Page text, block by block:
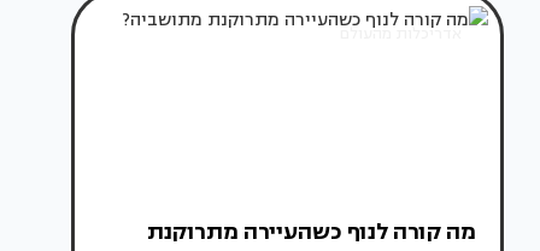
אדריכלות מהעולם
מה קורה לנוף כשהעיירה מתרוקנת